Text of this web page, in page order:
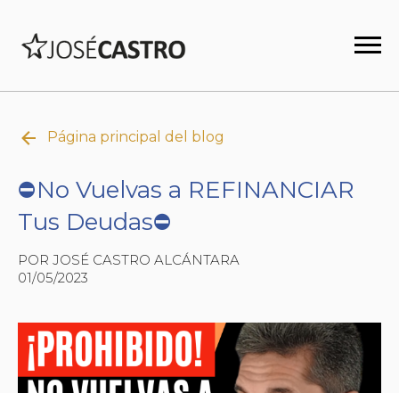
Página principal del blog
⛔No Vuelvas a REFINANCIAR
Tus Deudas⛔
POR JOSÉ CASTRO ALCÁNTARA
01/05/2023